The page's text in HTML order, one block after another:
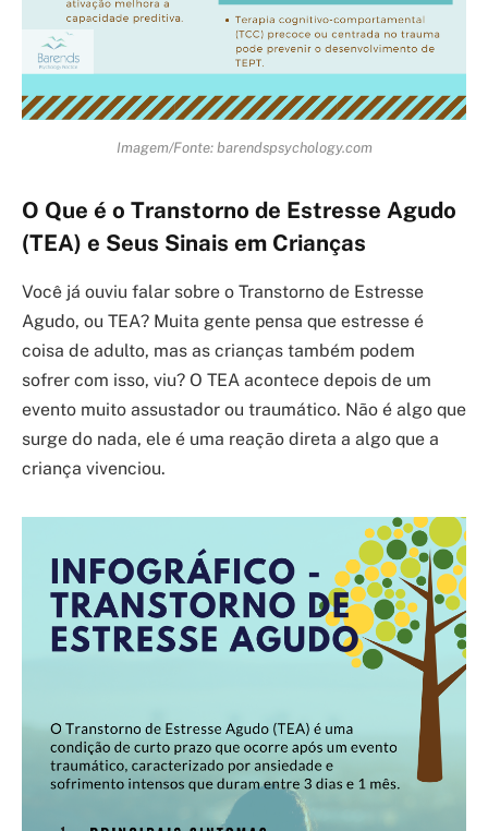
Imagem/Fonte: barendspsychology.com
O Que é o Transtorno de Estresse Agudo
(TEA) e Seus Sinais em Crianças
Você já ouviu falar sobre o Transtorno de Estresse
Agudo, ou TEA? Muita gente pensa que estresse é
coisa de adulto, mas as crianças também podem
sofrer com isso, viu? O TEA acontece depois de um
evento muito assustador ou traumático. Não é algo que
surge do nada, ele é uma reação direta a algo que a
criança vivenciou.